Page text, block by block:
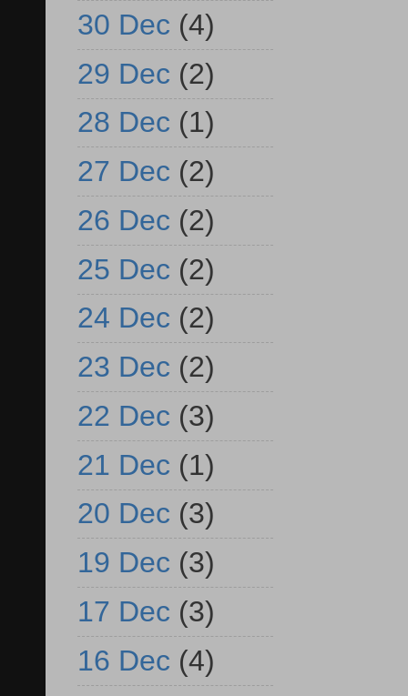
30 Dec (4)
29 Dec (2)
28 Dec (1)
27 Dec (2)
26 Dec (2)
25 Dec (2)
24 Dec (2)
23 Dec (2)
22 Dec (3)
21 Dec (1)
20 Dec (3)
19 Dec (3)
17 Dec (3)
16 Dec (4)